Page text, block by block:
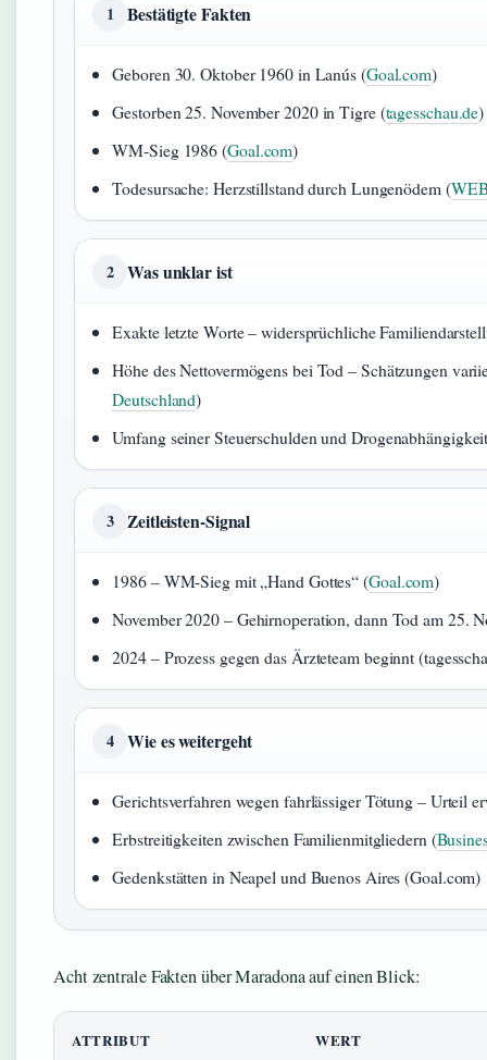
1 Bestätigte Fakten
Geboren 30. Oktober 1960 in Lanús (Goal.com)
Gestorben 25. November 2020 in Tigre (tagesschau.de)
WM-Sieg 1986 (Goal.com)
Todesursache: Herzstillstand durch Lungenödem (
2 Was unklar ist
Exakte letzte Worte – widersprüchliche
Höhe des Nettovermögens bei Tod – Schätzungen
Deutschland)
Umfang seiner Steuerschulden und
3 Zeitleisten-Signal
1986 – WM-Sieg mit „Hand Gottes“ (Goal.com)
November 2020 – Gehirnoperation, dann Tod am 25.
2024 – Prozess gegen das Ärzteteam beginnt
4 Wie es weitergeht
Gerichtsverfahren wegen fahrlässiger Tötung – Urteil
Erbstreitigkeiten zwischen Familienmitgliedern (
Gedenkstätten in Neapel und Buenos Aires (Goal.com)
Acht zentrale Fakten über Maradona auf einen Blick:
ATTRIBUT WERT